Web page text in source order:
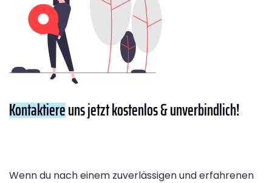
Kontaktiereuns jetzt kostenlos & unverbindlich!
Wenn du nach einem zuverlässigen und erfahrenen